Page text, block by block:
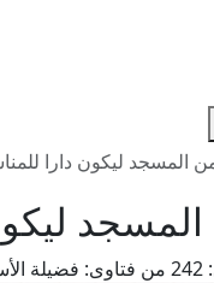
المسجد ليكون دارا
من فتاوى: فضيلة